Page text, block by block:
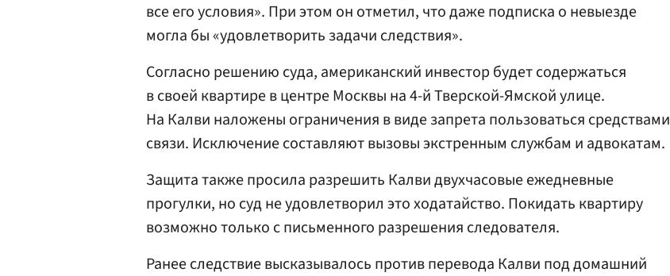
все его условия». При этом он отметил, что даже подписка о невыезде
могла бы «удовлетворить задачи следствия».
Согласно решению суда, американский инвестор будет содержаться
в своей квартире в центре Москвы на 4-й Тверской-Ямской улице.
На Калви наложены ограничения в виде запрета пользоваться средствами
связи. Исключение составляют вызовы экстренным службам и адвокатам.
Защита также просила разрешить Калви двухчасовые ежедневные
прогулки, но суд не удовлетворил это ходатайство. Покидать квартиру
возможно только с письменного разрешения следователя.
Ранее следствие высказывалось против перевода Калви под домашний